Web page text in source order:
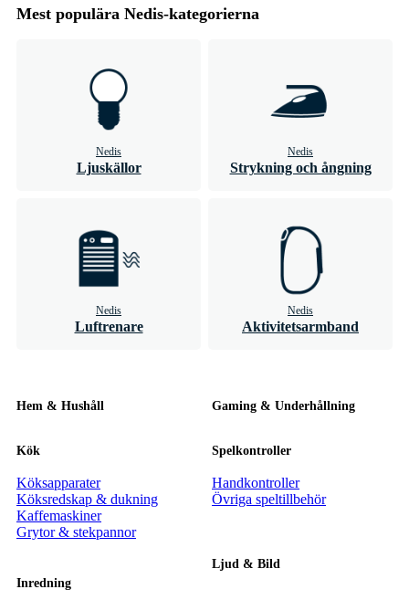
Mest populära Nedis-kategorierna
Nedis
Ljuskällor
Nedis
Strykning och ångning
Nedis
Luftrenare
Nedis
Aktivitetsarmband
Hem & Hushåll
Kök
Köksapparater
Köksredskap & dukning
Kaffemaskiner
Grytor & stekpannor
Inredning
Gaming & Underhållning
Spelkontroller
Handkontroller
Övriga speltillbehör
Ljud & Bild